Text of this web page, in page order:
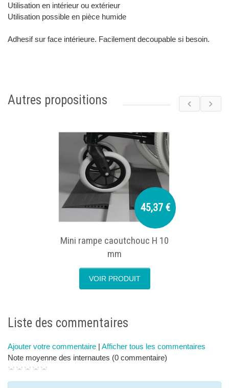
Utilisation en intérieur ou extérieur
Utilisation possible en pièce humide
Adhesif sur face intérieure. Facilement decoupable si besoin.
Autres propositions
45,37 €
Mini rampe caoutchouc H 10
mm
VOIR PRODUIT
Liste des commentaires
Ajouter votre commentaire | Afficher tous les commentaires
Note moyenne des internautes (0 commentaire)